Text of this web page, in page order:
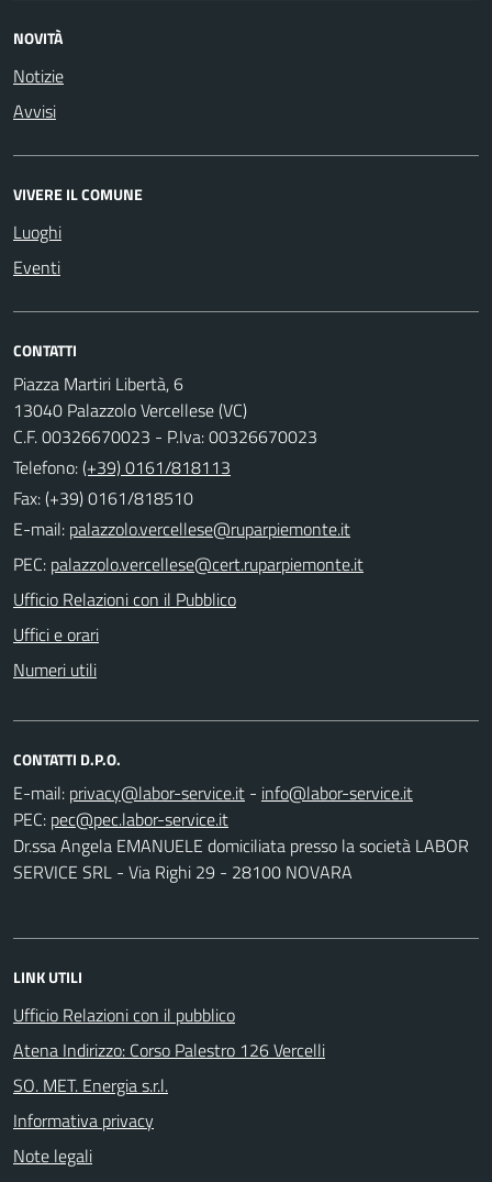
NOVITÀ
Notizie
Avvisi
VIVERE IL COMUNE
Luoghi
Eventi
CONTATTI
Piazza Martiri Libertà, 6
13040 Palazzolo Vercellese (VC)
C.F. 00326670023 - P.Iva: 00326670023
Telefono:(+39) 0161/818113
Fax: (+39) 0161/818510
E-mail:
PEC:
Ufficio Relazioni con il Pubblico
Uffici e orari
Numeri utili
CONTATTI D.P.O.
E-mail:
-
PEC:
Dr.ssa Angela EMANUELE domiciliata presso la società LABOR
SERVICE SRL - Via Righi 29 - 28100 NOVARA
LINK UTILI
Ufficio Relazioni con il pubblico
Atena Indirizzo: Corso Palestro 126 Vercelli
SO. MET. Energia s.r.l.
Informativa privacy
Note legali